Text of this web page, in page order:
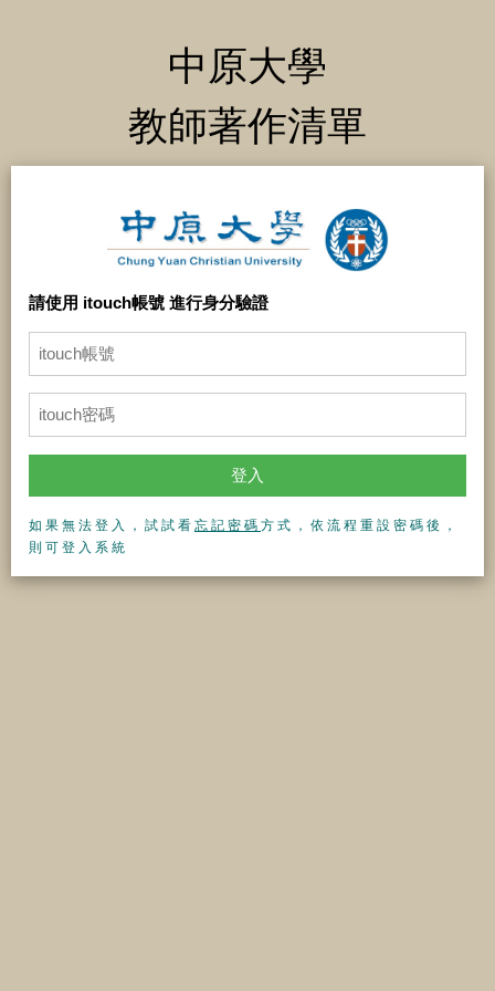
中原大學
教師著作清單
請使用 itouch帳號 進行身分驗證
登入
如果無法登入，試試看 忘記密碼 方式，依流程重設密碼後，
則可登入系統